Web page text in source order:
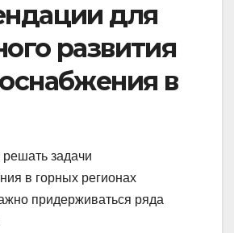
для
развития
в
задачи
в горных регионах
придерживаться ряда